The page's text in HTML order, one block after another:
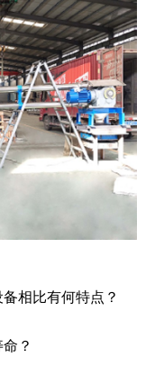
相比有何特点？
？